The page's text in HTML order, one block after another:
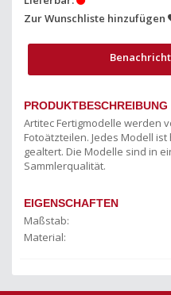
Zur Wunschliste hinzufügen
PRODUKTBESCHREIBUNG
Artitec Fertigmodelle werden
Fotoätzteilen. Jedes Modell
gealtert. Die Modelle sind in
Sammlerqualität.
EIGENSCHAFTEN
Maßstab:
Material: